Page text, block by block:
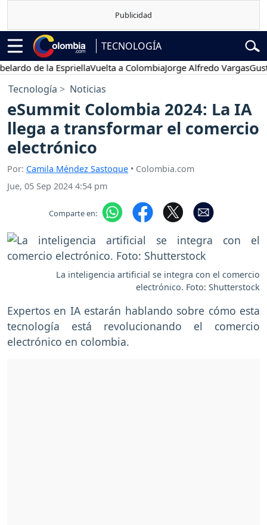
TECNOLOGÍA
de la EspriellaVuelta a ColombiaJorge Alfredo VargasGustavo
Tecnología Noticias
eSummit Colombia 2024: La IA
llega a transformar el comercio
electrónico
Por: Camila Méndez Sastoque • Colombia.com
Jue, 05 Sep 2024 4:54 pm
Comparte en:
La inteligencia artificial se integra con el comercio
electrónico. Foto: Shutterstock
Expertos en IA estarán hablando sobre cómo esta
tecnología está revolucionando el comercio
electrónico en colombia.